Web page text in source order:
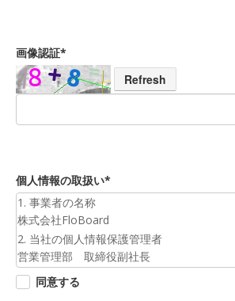
画像認証*
Refresh
個人情報の取扱い*
1. 事業者の名称
株式会社FloBoard
2. 当社の個人情報保護管理者
営業管理部 取締役副社長
3. 個人情報の利用目的
お預かりした個人情報は、お問合せへの対
同意する